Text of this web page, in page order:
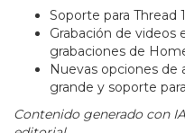
Soporte para Thread
Grabación de videos
grabaciones de
Nuevas opciones de
grande y soporte
Contenido generado con